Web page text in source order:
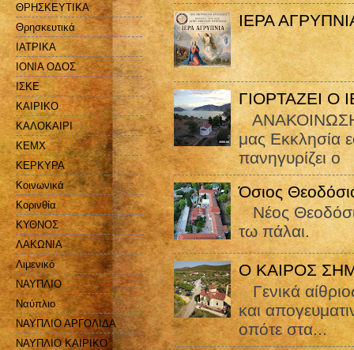
ΙΕΡΑ
ΓΙΟΡΤΑΖΕΙ Ο
ΑΝΑΚΟΙΝΩΣΗ
μας Εκκλησία
πανηγυρίζει ο
Όσιος
Nέος
τω πάλαι.
Ο ΚΑΙΡΟΣ
Γενικά
και
οπότε στα...
ΘΡΗΣΚΕΥΤΙΚΑ
Θρησκευτικά
ΙΑΤΡΙΚΑ
ΙΟΝΙΑ ΟΔΟΣ
ΙΣΚΕ
ΚΑΙΡΙΚΟ
ΚΑΛΟΚΑΙΡΙ
ΚΕΜΧ
ΚΕΡΚΥΡΑ
Κοινωνικά
Κορινθία
ΚΥΘΝΟΣ
ΛΑΚΩΝΙΑ
Λιμενικό
ΝΑΥΠΛΙΟ
Ναύπλιο
ΝΑΥΠΛΙΟ ΑΡΓΟΛΙΔΑ
ΝΑΥΠΛΙΟ ΚΑΙΡΙΚΟ